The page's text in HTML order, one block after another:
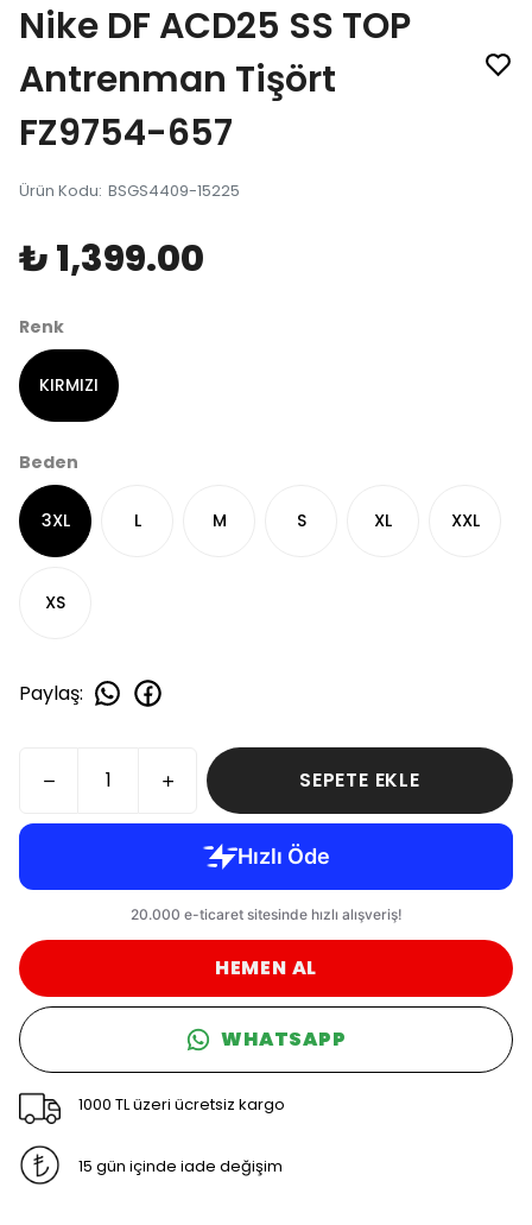
Nike DF ACD25 SS TOP
Antrenman Tişört
FZ9754-657
Ürün Kodu: BSGS4409-15225
₺ 1,399.00
Renk
KIRMIZI
Beden
3XL L M S XL XXL
XS
Paylaş:
SEPETE EKLE
HEMEN AL
WHATSAPP
1000 TL üzeri ücretsiz kargo
15 gün içinde iade değişim